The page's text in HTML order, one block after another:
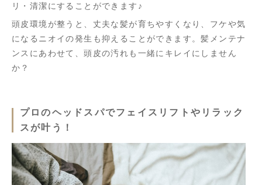
リ・清潔にすることができます♪
頭皮環境が整うと、丈夫な髪が育ちやすくなり、フケや気
になるニオイの発生も抑えることができます。髪メンテナ
ンスにあわせて、頭皮の汚れも一緒にキレイにしません
か？
プロのヘッドスパでフェイスリフトやリラック
スが叶う！